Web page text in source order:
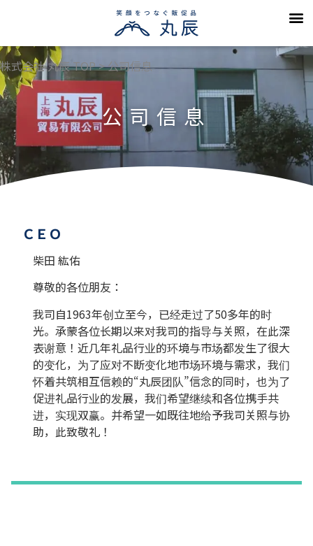
株式会社 丸辰 TOP>公司信息
公司信息
ＣＥＯ
柴田 紘佑
尊敬的各位朋友：
我司自1963年创立至今，已经走过了50多年的时
光。承蒙各位长期以来对我司的指导与关照，在此深
表谢意！近几年礼品行业的环境与市场都发生了很大
的变化，为了应对不断变化地市场环境与需求，我们
怀着共筑相互信赖的“丸辰团队”信念的同时，也为了
促进礼品行业的发展，我们希望继续和各位携手共
进，实现双赢。并希望一如既往地给予我司关照与协
助，此致敬礼！